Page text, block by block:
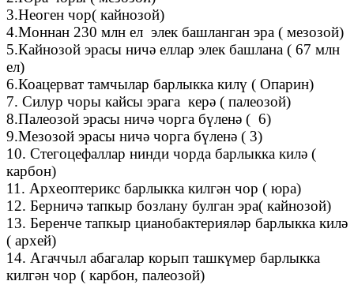
3.Неоген чор( кайнозой)
4.Моннан 230 млн ел элек башланган эра ( мезозой)
5.Кайнозой эрасы ничә еллар элек башлана ( 67 млн
ел)
6.Коацерват тамчылар барлыкка килү ( Опарин)
7. Силур чоры кайсы эрага керә ( палеозой)
8.Палеозой эрасы ничә чорга бүленә ( 6)
9.Мезозой эрасы ничә чорга бүленә ( 3)
10. Стегоцефаллар нинди чорда барлыкка килә (
карбон)
11. Археоптерикс барлыкка килгән чор ( юра)
12. Берничә тапкыр бозлану булган эра( кайнозой)
13. Беренче тапкыр цианобактерияләр барлыкка килә
( архей)
14. Агаччыл абагалар корып ташкүмер барлыкка
килгән чор ( карбон, палеозой)